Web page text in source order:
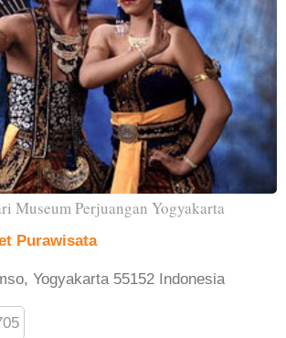
Museum Perjuangan Yogyakarta
Purawisata
Yogyakarta 55152 Indonesia